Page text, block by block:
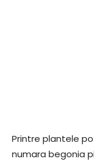
Printre plantele
numara begonia